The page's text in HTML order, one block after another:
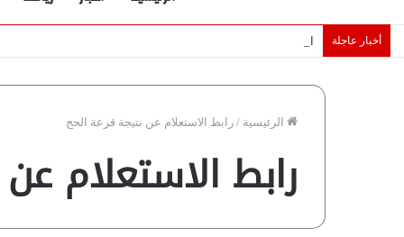
أخبار عاجلة
الرئيسية / رابط الاستعلام عن نتيجة قرعة الحج
رابط الاستعلام